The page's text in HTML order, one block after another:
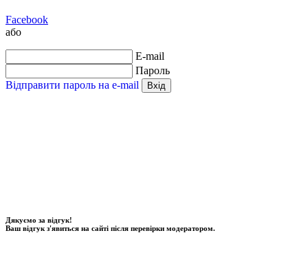
Facebook
або
E-mail
Пароль
Відправити пароль на e-mail
Вхід
Дякуємо за відгук!
Ваш відгук з'явиться на сайті після перевірки модератором.